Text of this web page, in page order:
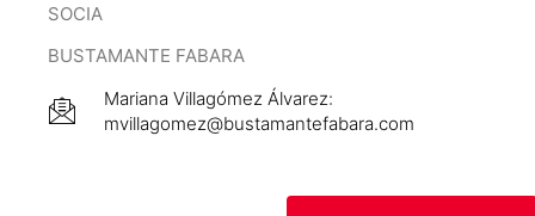
SOCIA
BUSTAMANTE FABARA
Mariana Villagómez Álvarez:
mvillagomez@bustamantefabara.com